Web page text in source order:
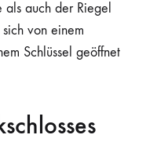
auch der Riegel
von einem
Schlüssel geöffnet